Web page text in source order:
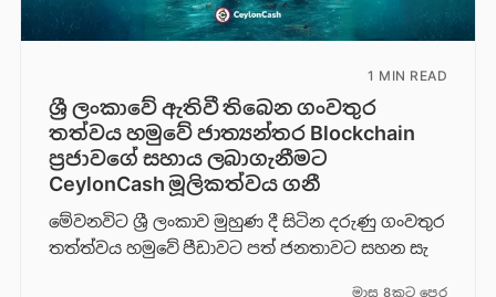
1 MIN READ
ශ්‍රී ලංකාවේ ඇතිවී තිබෙන ගංවතුර
තත්වය හමුවේ ජාත්‍යන්තර Blockchain
ප්‍රජාවගේ සහාය ලබාගැනීමට
CeylonCash මූලිකත්වය ග​නී
මේවනවිට ශ්‍රී ලංකාව මුහුණ දී සිටින දරුණු ගංවතුර
තත්ත්වය හමුවේ පීඩාවට පත් ජනතාවට සහන සැ
මාස 8කට පෙර